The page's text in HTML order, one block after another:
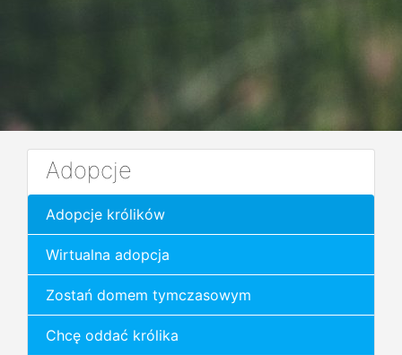
Adopcje
Adopcje królików
Wirtualna adopcja
Zostań domem tymczasowym
Chcę oddać królika